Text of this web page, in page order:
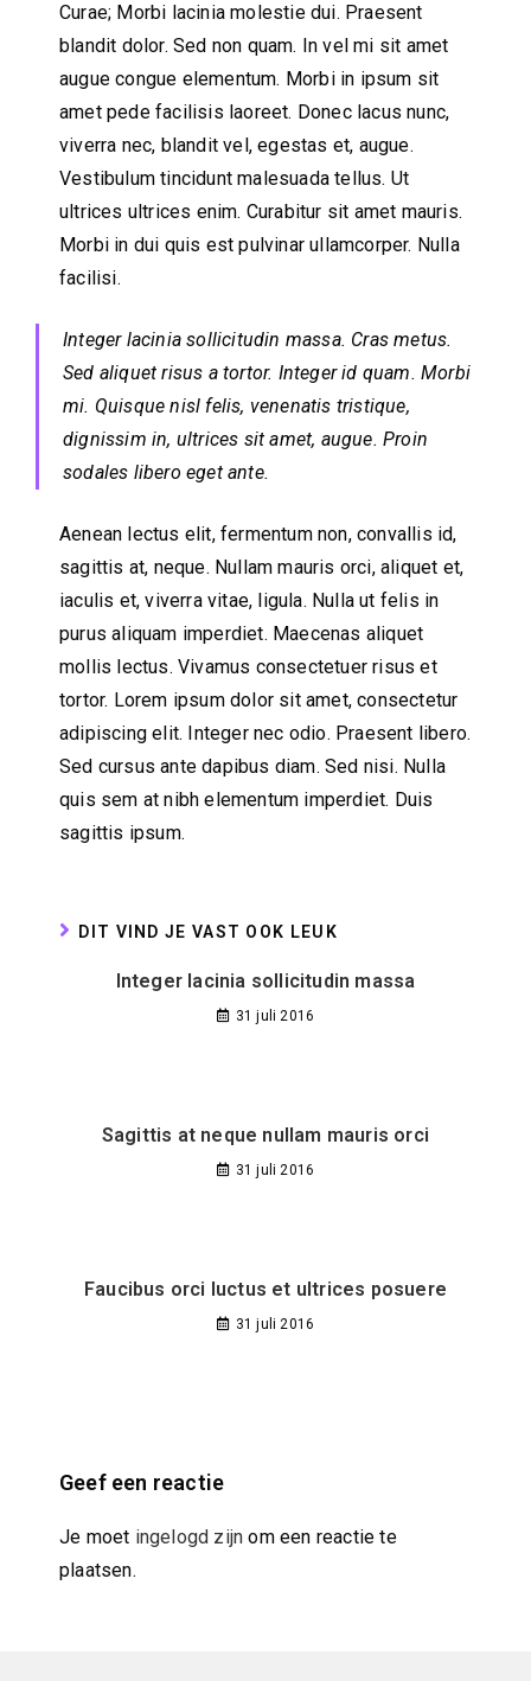
Curae; Morbi lacinia molestie dui. Praesent
blandit dolor. Sed non quam. In vel mi sit amet
augue congue elementum. Morbi in ipsum sit
amet pede facilisis laoreet. Donec lacus nunc,
viverra nec, blandit vel, egestas et, augue.
Vestibulum tincidunt malesuada tellus. Ut
ultrices ultrices enim. Curabitur sit amet mauris.
Morbi in dui quis est pulvinar ullamcorper. Nulla
facilisi.
Integer lacinia sollicitudin massa. Cras metus.
Sed aliquet risus a tortor. Integer id quam. Morbi
mi. Quisque nisl felis, venenatis tristique,
dignissim in, ultrices sit amet, augue. Proin
sodales libero eget ante.
Aenean lectus elit, fermentum non, convallis id,
sagittis at, neque. Nullam mauris orci, aliquet et,
iaculis et, viverra vitae, ligula. Nulla ut felis in
purus aliquam imperdiet. Maecenas aliquet
mollis lectus. Vivamus consectetuer risus et
tortor. Lorem ipsum dolor sit amet, consectetur
adipiscing elit. Integer nec odio. Praesent libero.
Sed cursus ante dapibus diam. Sed nisi. Nulla
quis sem at nibh elementum imperdiet. Duis
sagittis ipsum.
DIT VIND JE VAST OOK LEUK
Integer lacinia sollicitudin massa
31 juli 2016
Sagittis at neque nullam mauris orci
31 juli 2016
Faucibus orci luctus et ultrices posuere
31 juli 2016
Geef een reactie
Je moet ingelogd zijn om een reactie te
plaatsen.